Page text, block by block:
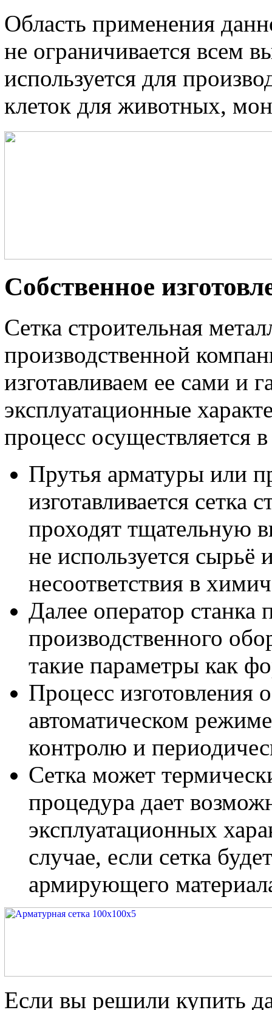
Область применения
не ограничивается всем
используется для
клеток для животных,
Собственное
Сетка строительная
производственной
изготавливаем ее сами и
эксплуатационные
процесс осуществляется
Прутья арматуры или
изготавливается сетка
проходят тщательную
не используется
несоответствия в
Далее оператор станка
производственного
такие параметры как
Процесс изготовления
автоматическом
контролю и
Сетка может
процедура дает
эксплуатационных
случае, если сетка
армирующего
Если вы решили купить